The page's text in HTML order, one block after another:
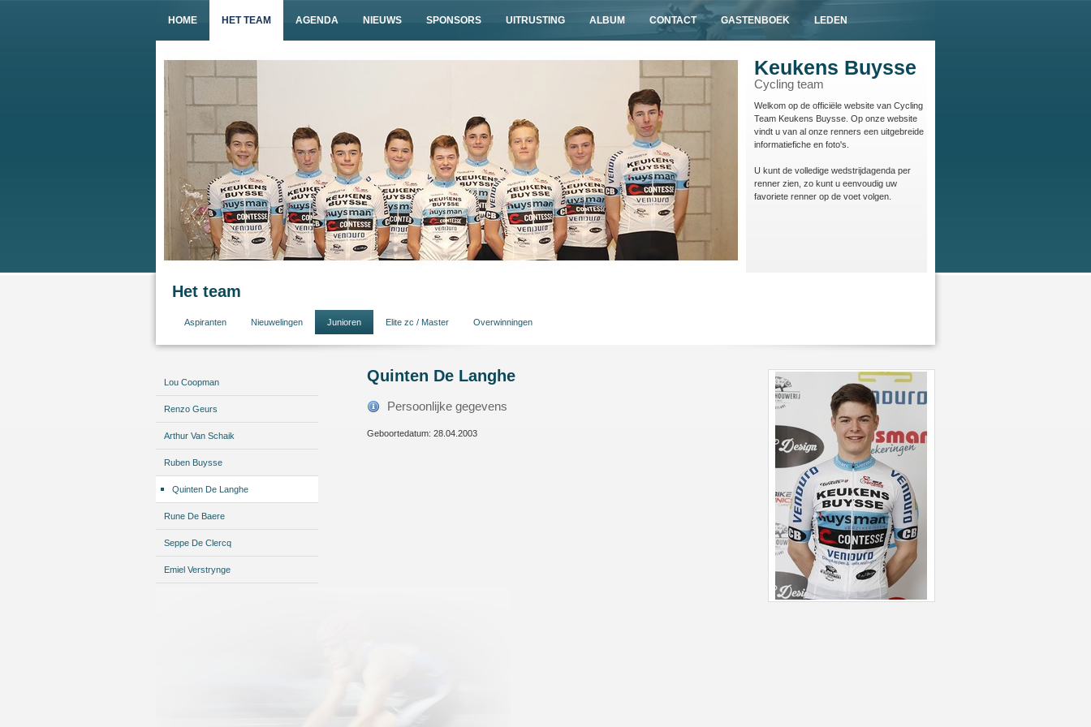
HOME HET TEAM AGENDA NIEUWS SPONSORS UITRUSTING ALBUM CONTACT GASTENBOEK LEDEN
Keukens Buysse
Cycling team
Welkom op de officiële website van Cycling
Team Keukens Buysse. Op onze website
vindt u van al onze renners een uitgebreide
informatiefiche en foto's.
U kunt de volledige wedstrijdagenda per
renner zien, zo kunt u eenvoudig uw
favoriete renner op de voet volgen.
Het team
Aspiranten Nieuwelingen Junioren Elite zc / Master Overwinningen
Lou Coopman
Renzo Geurs
Arthur Van Schaik
Ruben Buysse
Quinten De Langhe
Rune De Baere
Seppe De Clercq
Emiel Verstrynge
Quinten De Langhe
Persoonlijke gegevens
Geboortedatum: 28.04.2003